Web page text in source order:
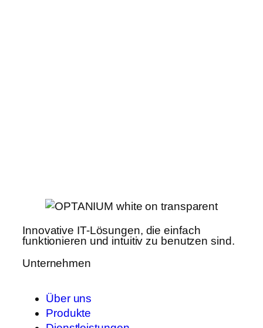
Innovative IT-Lösungen, die einfach
funktionieren und intuitiv zu benutzen sind.
Unternehmen
Über uns
Produkte